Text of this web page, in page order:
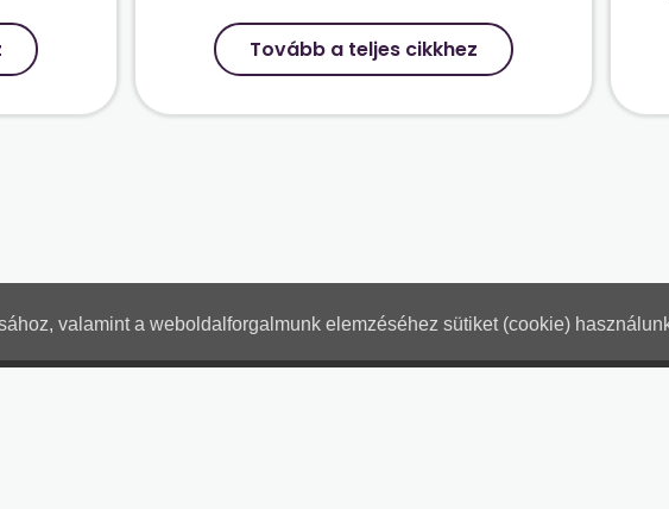
valamint a weboldalforgalmunk elemzéséhez sütiket (cookie)
Tovább a teljes cikkhez